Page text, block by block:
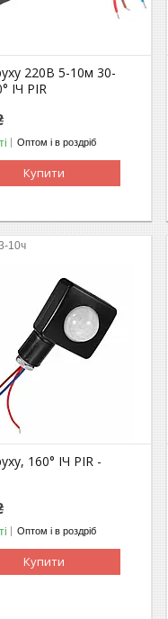
220В 5-10м 30-
ІЧ PIR
Оптом і в роздріб
Купити
10ч
160° ІЧ PIR -
Оптом і в роздріб
Купити